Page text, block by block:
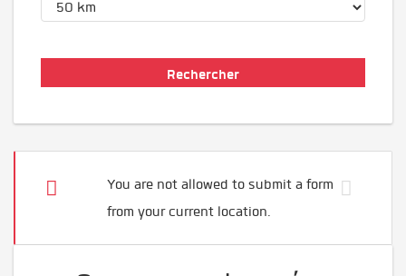
You are not allowed to submit a form
from your current location.